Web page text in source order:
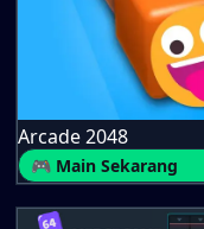
Arcade 2048
🎮 Main Sekarang